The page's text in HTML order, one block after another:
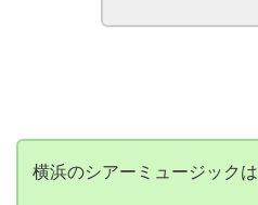
横浜のシアーミュージックは